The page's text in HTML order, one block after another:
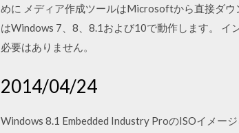
めに メディア作成ツールはMicrosoftから直接ダ
はWindows 7、8、8.1および10で動作します。 イ
必要はありません。
2014/04/24
Windows 8.1 Embedded Industry ProのISOイメー